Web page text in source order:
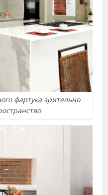
фартука зрительно